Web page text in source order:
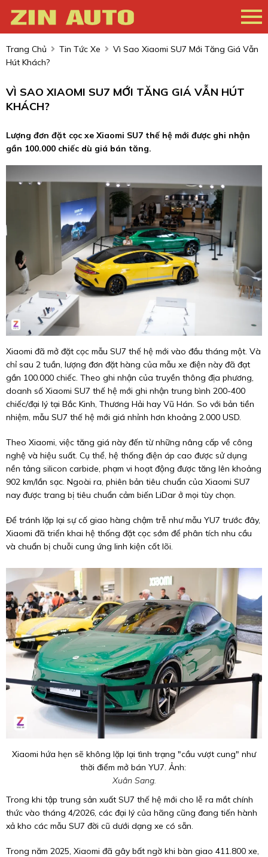
Trang Chủ Tin Tức Xe
Vì Sao Xiaomi SU7 Mới Tăng Giá Vẫn
Hút Khách?
VÌ SAO XIAOMI SU7 MỚI TĂNG GIÁ VẪN HÚT
KHÁCH?
Lượng đơn đặt cọc xe Xiaomi SU7 thế hệ mới được ghi nhận
gần 100.000 chiếc dù giá bán tăng.
Xiaomi đã mở đặt cọc mẫu SU7 thế hệ mới vào đầu tháng một. Và
chỉ sau 2 tuần, lượng đơn đặt hàng của mẫu xe điện này đã đạt
gần 100.000 chiếc. Theo ghi nhận của truyền thông địa phương,
doanh số Xiaomi SU7 thế hệ mới ghi nhận trung bình 200-400
chiếc/đại lý tại Bắc Kinh, Thương Hải hay Vũ Hán. So với bản tiền
nhiệm, mẫu SU7 thế hệ mới giá nhỉnh hơn khoảng 2.000 USD.
Theo Xiaomi, việc tăng giá này đến từ những nâng cấp về công
nghệ và hiệu suất. Cụ thể, hệ thống điện áp cao được sử dụng
nền tảng silicon carbide, phạm vi hoạt động được tăng lên khoảng
902 km/lần sạc. Ngoài ra, phiên bản tiêu chuẩn của Xiaomi SU7
nay được trang bị tiêu chuẩn cảm biến LiDar ở mọi tùy chọn.
Để tránh lặp lại sự cố giao hàng chậm trễ như mẫu YU7 trước đây,
Xiaomi đã triển khai hệ thống đặt cọc sớm để phân tích nhu cầu
và chuẩn bị chuỗi cung ứng linh kiện cốt lõi.
Xiaomi hứa hẹn sẽ không lặp lại tình trạng "cầu vượt cung" như
thời điểm mở bán YU7. Ảnh:
Xuân Sang.
Trong khi tập trung sản xuất SU7 thế hệ mới cho lễ ra mắt chính
thức vào tháng 4/2026, các đại lý của hãng cũng đang tiến hành
xả kho các mẫu SU7 đời cũ dưới dạng xe có sẵn.
Trong năm 2025, Xiaomi đã gây bất ngờ khi bàn giao 411.800 xe,